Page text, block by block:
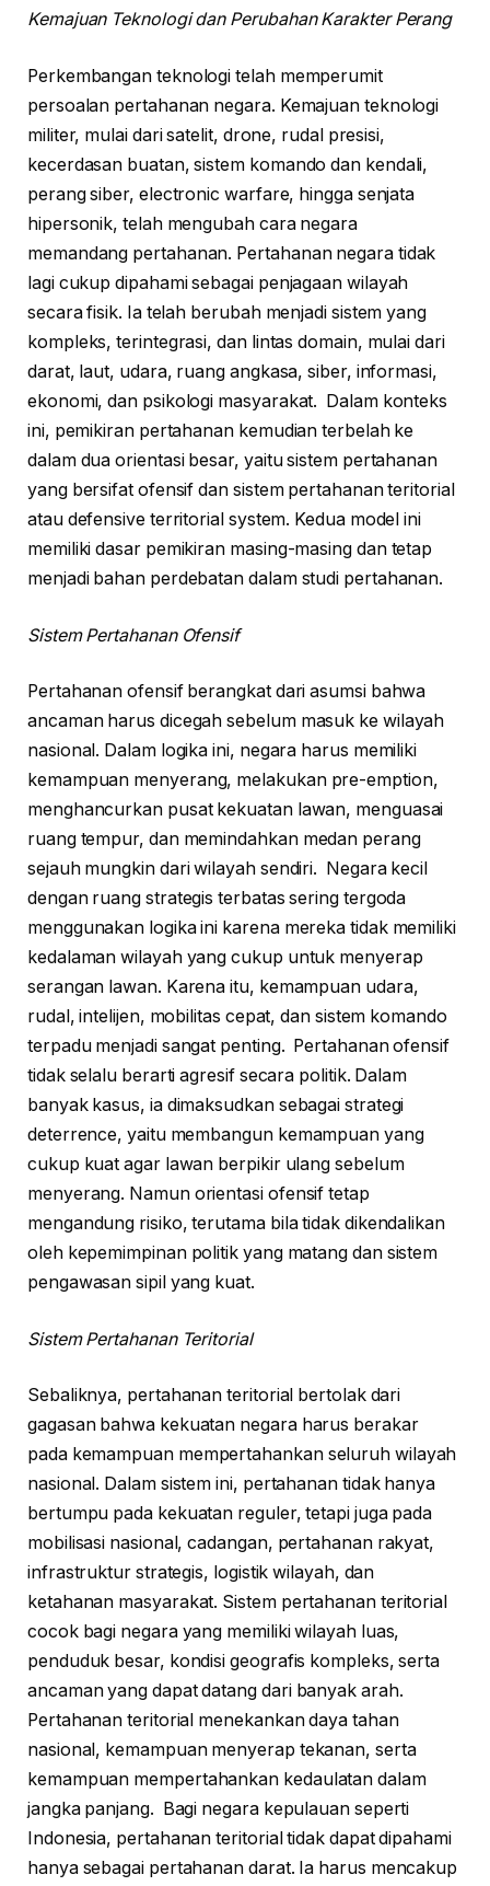
Kemajuan Teknologi dan Perubahan Karakter Perang
Perkembangan teknologi telah memperumit
persoalan pertahanan negara. Kemajuan teknologi
militer, mulai dari satelit, drone, rudal presisi,
kecerdasan buatan, sistem komando dan kendali,
perang siber, electronic warfare, hingga senjata
hipersonik, telah mengubah cara negara
memandang pertahanan. Pertahanan negara tidak
lagi cukup dipahami sebagai penjagaan wilayah
secara fisik. Ia telah berubah menjadi sistem yang
kompleks, terintegrasi, dan lintas domain, mulai dari
darat, laut, udara, ruang angkasa, siber, informasi,
ekonomi, dan psikologi masyarakat. Dalam konteks
ini, pemikiran pertahanan kemudian terbelah ke
dalam dua orientasi besar, yaitu sistem pertahanan
yang bersifat ofensif dan sistem pertahanan teritorial
atau defensive territorial system. Kedua model ini
memiliki dasar pemikiran masing-masing dan tetap
menjadi bahan perdebatan dalam studi pertahanan.
Sistem Pertahanan Ofensif
Pertahanan ofensif berangkat dari asumsi bahwa
ancaman harus dicegah sebelum masuk ke wilayah
nasional. Dalam logika ini, negara harus memiliki
kemampuan menyerang, melakukan pre-emption,
menghancurkan pusat kekuatan lawan, menguasai
ruang tempur, dan memindahkan medan perang
sejauh mungkin dari wilayah sendiri. Negara kecil
dengan ruang strategis terbatas sering tergoda
menggunakan logika ini karena mereka tidak memiliki
kedalaman wilayah yang cukup untuk menyerap
serangan lawan. Karena itu, kemampuan udara,
rudal, intelijen, mobilitas cepat, dan sistem komando
terpadu menjadi sangat penting. Pertahanan ofensif
tidak selalu berarti agresif secara politik. Dalam
banyak kasus, ia dimaksudkan sebagai strategi
deterrence, yaitu membangun kemampuan yang
cukup kuat agar lawan berpikir ulang sebelum
menyerang. Namun orientasi ofensif tetap
mengandung risiko, terutama bila tidak dikendalikan
oleh kepemimpinan politik yang matang dan sistem
pengawasan sipil yang kuat.
Sistem Pertahanan Teritorial
Sebaliknya, pertahanan teritorial bertolak dari
gagasan bahwa kekuatan negara harus berakar
pada kemampuan mempertahankan seluruh wilayah
nasional. Dalam sistem ini, pertahanan tidak hanya
bertumpu pada kekuatan reguler, tetapi juga pada
mobilisasi nasional, cadangan, pertahanan rakyat,
infrastruktur strategis, logistik wilayah, dan
ketahanan masyarakat. Sistem pertahanan teritorial
cocok bagi negara yang memiliki wilayah luas,
penduduk besar, kondisi geografis kompleks, serta
ancaman yang dapat datang dari banyak arah.
Pertahanan teritorial menekankan daya tahan
nasional, kemampuan menyerap tekanan, serta
kemampuan mempertahankan kedaulatan dalam
jangka panjang. Bagi negara kepulauan seperti
Indonesia, pertahanan teritorial tidak dapat dipahami
hanya sebagai pertahanan darat. Ia harus mencakup